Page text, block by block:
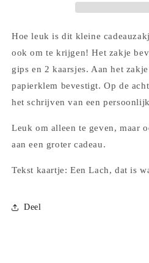
Hoe leuk is dit kleine
ook om te krijgen! Het zakje
gips en 2 kaarsjes. Aan het
papierklem bevestigt. Op de
het schrijven van een
Leuk om alleen te geven, maar
aan een groter cadeau.
Tekst kaartje: Een Lach, dat is
Deel